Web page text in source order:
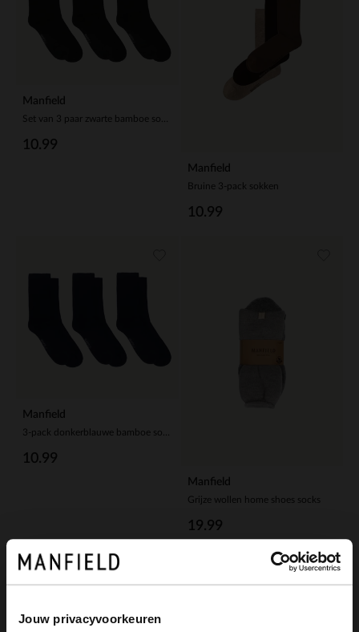
Jouw privacyvoorkeuren
Manfield
10.99
Manfield
Bruine 3-pack sokken
10.99
Manfield
10.99
Manfield
Grijze wollen home shoes socks
19.99